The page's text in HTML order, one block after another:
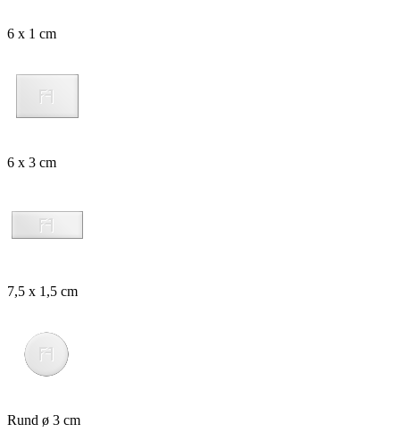
6 x 1 cm
6 x 3 cm
7,5 x 1,5 cm
Rund ø 3 cm